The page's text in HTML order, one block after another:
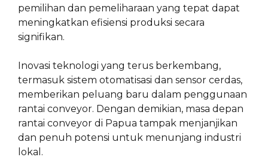
pemilihan dan pemeliharaan yang tepat dapat
meningkatkan efisiensi produksi secara
signifikan.
Inovasi teknologi yang terus berkembang,
termasuk sistem otomatisasi dan sensor cerdas,
memberikan peluang baru dalam penggunaan
rantai conveyor. Dengan demikian, masa depan
rantai conveyor di Papua tampak menjanjikan
dan penuh potensi untuk menunjang industri
lokal.